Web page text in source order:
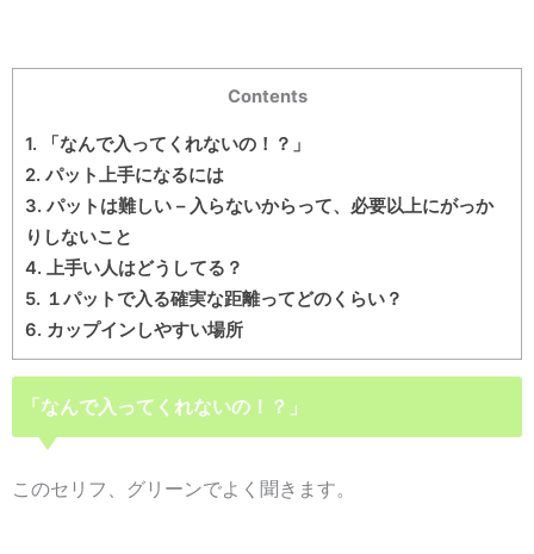
Contents
1. 「なんで入ってくれないの！？」
2. パット上手になるには
3. パットは難しい – 入らないからって、必要以上にがっか
りしないこと
4. 上手い人はどうしてる？
5. １パットで入る確実な距離ってどのくらい？
6. カップインしやすい場所
「なんで入ってくれないの！？」
このセリフ、グリーンでよく聞きます。